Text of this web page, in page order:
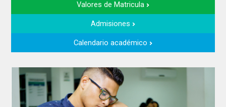
Valores de Matricula
Admisiones
Calendario académico